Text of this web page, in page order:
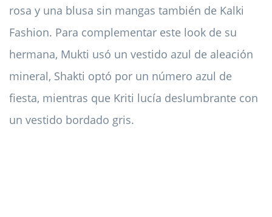
rosa y una blusa sin mangas también de Kalki
Fashion. Para complementar este look de su
hermana, Mukti usó un vestido azul de aleación
mineral, Shakti optó por un número azul de
fiesta, mientras que Kriti lucía deslumbrante con
un vestido bordado gris.